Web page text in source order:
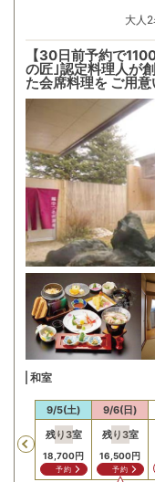
大人 2
【30日前予約で
の匠｣認定料理人が
た会席料理を ご用意
和室
Previous
9/5(土)
残り3室
18,700円
予約
9/6(日)
残り3室
16,500円
予約